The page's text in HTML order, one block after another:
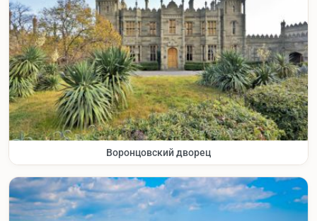
Воронцовский дворец